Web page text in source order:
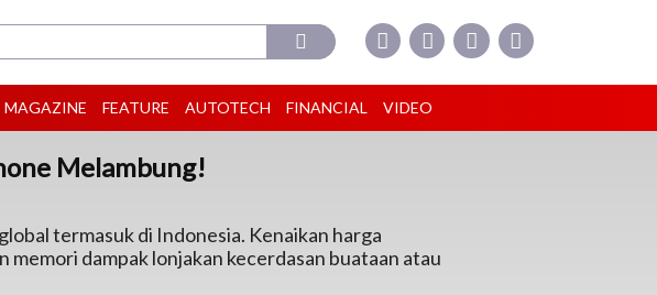
MAGAZINE FEATURE AUTOTECH FINANCIAL VIDEO
Melambung!
termasuk di Indonesia. Kenaikan harga
dampak lonjakan kecerdasan buataan atau